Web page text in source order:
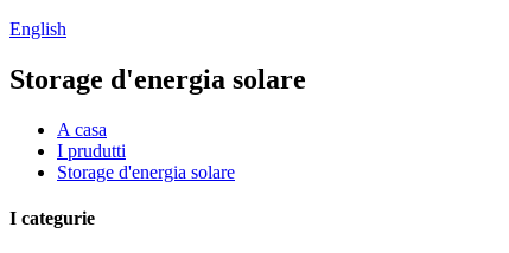
English
Storage d'energia solare
A casa
I prudutti
Storage d'energia solare
I categurie